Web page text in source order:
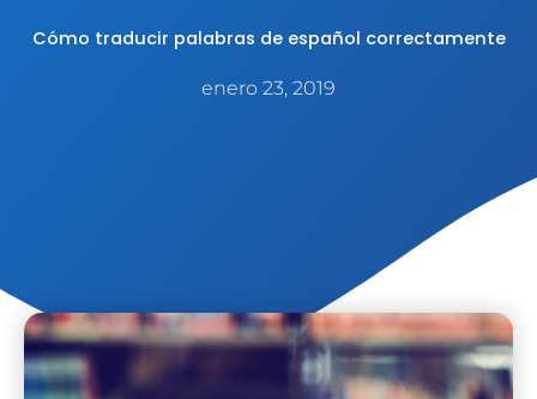
Cómo traducir palabras de español correctamente
enero 23, 2019